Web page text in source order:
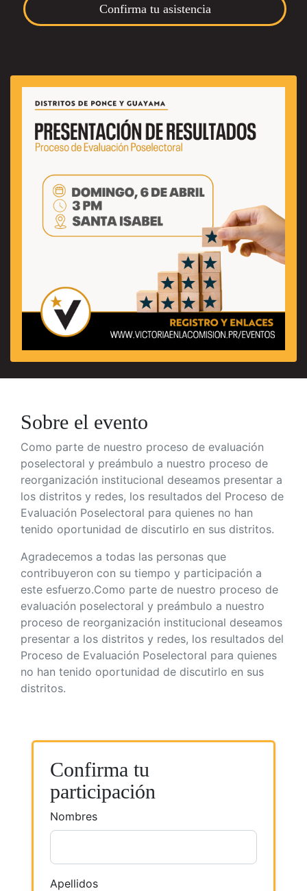
Confirma tu asistencia
Sobre el evento
Como parte de nuestro proceso de evaluación
poselectoral y preámbulo a nuestro proceso de
reorganización institucional deseamos presentar a
los distritos y redes, los resultados del Proceso de
Evaluación Poselectoral para quienes no han
tenido oportunidad de discutirlo en sus distritos.
Agradecemos a todas las personas que
contribuyeron con su tiempo y participación a
este esfuerzo.Como parte de nuestro proceso de
evaluación poselectoral y preámbulo a nuestro
proceso de reorganización institucional deseamos
presentar a los distritos y redes, los resultados del
Proceso de Evaluación Poselectoral para quienes
no han tenido oportunidad de discutirlo en sus
distritos.
Confirma tu
participación
Nombres
Apellidos